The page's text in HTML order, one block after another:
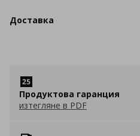
Доставка
Продуктова гаранция
изтегляне в PDF